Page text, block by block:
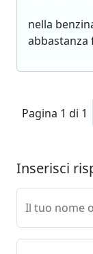
nella
Pagina 1 di 1
Inserisci
Il tuo nome